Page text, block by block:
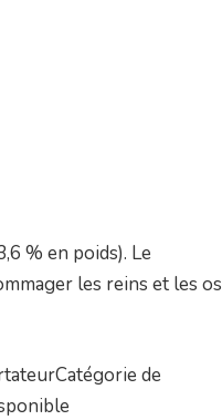
% en poids). Le
les reins et les os
de